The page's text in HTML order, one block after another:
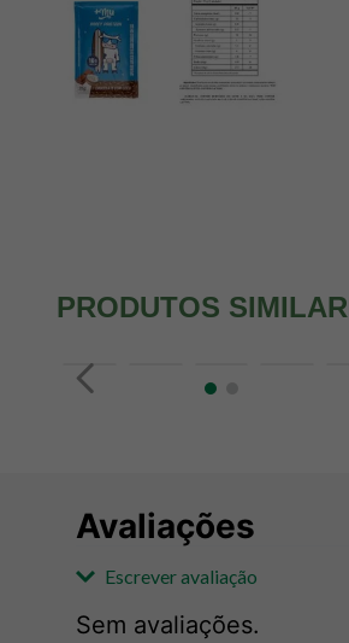
PRODUTOS
Avaliações
Escrever avaliação
Sem avaliações.